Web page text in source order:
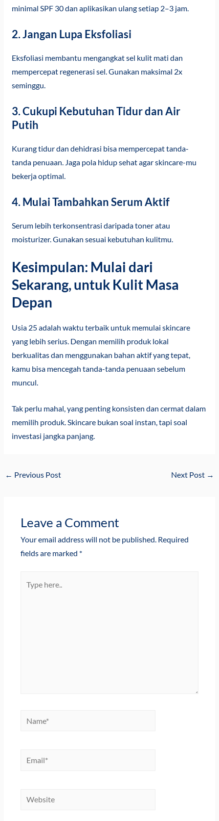
minimal SPF 30 dan aplikasikan ulang setiap 2–3 jam.
2.Jangan Lupa Eksfoliasi
Eksfoliasi membantu mengangkat sel kulit mati dan
mempercepat regenerasi sel. Gunakan maksimal 2x
seminggu.
3.Cukupi Kebutuhan Tidur dan Air
Putih
Kurang tidur dan dehidrasi bisa mempercepat tanda-
tanda penuaan. Jaga pola hidup sehat agar skincare-mu
bekerja optimal.
4. Mulai Tambahkan Serum Aktif
Serum lebih terkonsentrasi daripada toner atau
moisturizer. Gunakan sesuai kebutuhan kulitmu.
Kesimpulan: Mulai dari
Sekarang, untuk Kulit Masa
Depan
Usia 25 adalah waktu terbaik untuk memulai skincare
yang lebih serius. Dengan memilih produk lokal
berkualitas dan menggunakan bahan aktif yang tepat,
kamu bisa mencegah tanda-tanda penuaan sebelum
muncul.
Tak perlu mahal, yang penting konsisten dan cermat dalam
memilih produk. Skincare bukan soal instan, tapi soal
investasi jangka panjang.
← Previous Post Next Post →
Leave a Comment
Your email address will not be published. Required
fields are marked *
Name*
Email*
Website